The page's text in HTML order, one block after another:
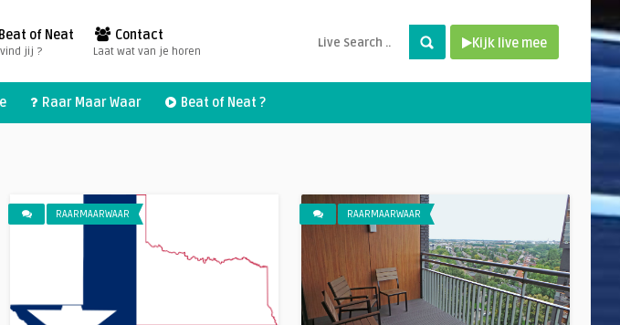
Beat of Neat
jij ?
Contact
Laat wat van je horen
Kijk live mee
Raar Maar Waar Beat of Neat ?
RAARMAARWAAR RAARMAARWAAR